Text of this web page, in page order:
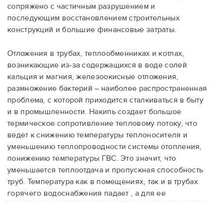
сопряжено с частичным разрушением и
последующим восстановлением строительных
конструкций и большие финансовые затраты.
Отложения в трубах, теплообменниках и котлах,
возникающие из-за содержащихся в воде солей
кальция и магния, железоокисные отложения,
размножение бактерий – наиболее распространенная
проблема, с которой приходится сталкиваться в быту
и в промышленности. Накипь создает большое
термическое сопротивление тепловому потоку, что
ведет к снижению температуры теплоносителя и
уменьшению теплопроводности системы отопления,
понижению температуры ГВС. Это значит, что
уменьшается теплоотдача и пропускная способность
труб. Температура как в помещениях, так и в трубах
горячего водоснабжения падает , а для ее